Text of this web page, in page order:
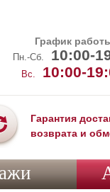
График
Пн.-Сб. 10:00-
Вс. 10:00-
Гарантия
возврата и